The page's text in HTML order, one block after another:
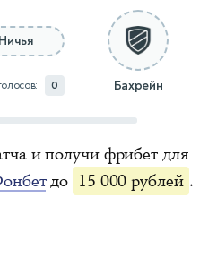
Ничья
0 Бахрейн
и получи фрибет для
до 15 000 рублей .